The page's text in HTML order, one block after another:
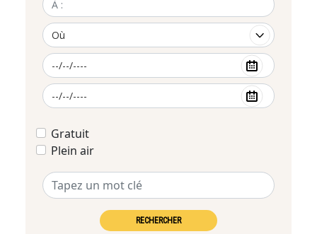
Gratuit
Plein air
RECHERCHER